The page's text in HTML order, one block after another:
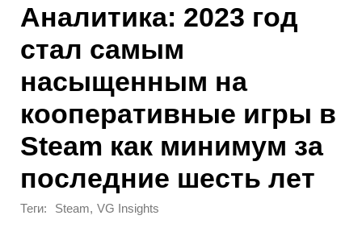
Аналитика: 2023 год
стал самым
насыщенным на
кооперативные игры в
Steam как минимум за
последние шесть лет
Теги: Steam, VG Insights